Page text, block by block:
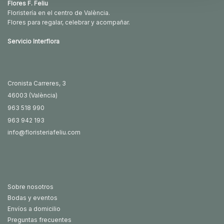
Flores F. Feliu
Floristería en el centro de València.
Flores para regalar, celebrar y acompañar.
Servicio Interflora
Cronista Carreres, 3
46003 (València)
963 518 990
963 942 193
info@floristeriafeliu.com
Sobre nosotros
Bodas y eventos
Envíos a domicilio
Preguntas frecuentes